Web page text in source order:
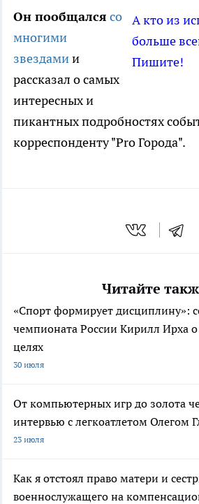
А кто из
больше
Пишите!
Он пообщался со
многими
звездамии
рассказал о самых
интересных и
пикантных подробностях
корреспонденту "Pro Города".
Читайте
«Спорт формирует дисциплину»:
чемпионата России Кирилл Ирха о
целях
30 июля
От компьютерных игр до золота
интервью с легкоатлетом Олегом
23 июля
Как я отстоял право матери и
военнослужащего на